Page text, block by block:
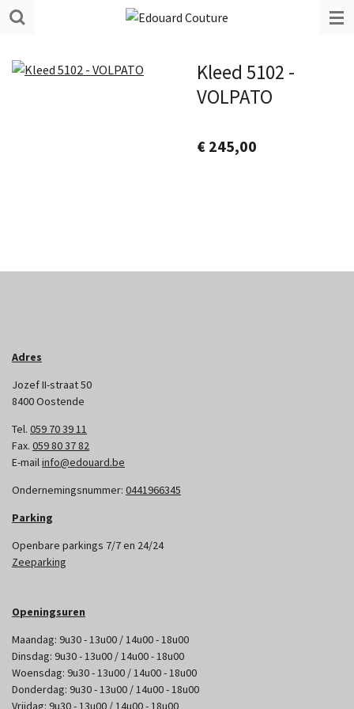
Ga
de
Kleed 5102 -
VOLPATO
€ 245,00
Adres
Jozef II-straat 50
8400 Oostende
Tel. 059 70 39 11
Fax. 059 80 37 82
E-mailinfo@edouard.be
Ondernemingsnummer: 0441966345
Parking
Openbare parkings 7/7 en 24/24
Zeeparking
Openingsuren
Maandag: 9u30 - 13u00 / 14u00 - 18u00
Dinsdag: 9u30 - 13u00 / 14u00 - 18u00
Woensdag: 9u30 - 13u00 / 14u00 - 18u00
Donderdag: 9u30 - 13u00 / 14u00 - 18u00
Vrijdag: 9u30 - 13u00 / 14u00 - 18u00